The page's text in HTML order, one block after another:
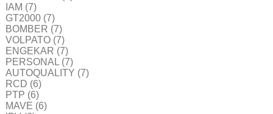
IAM (7)
GT2000 (7)
BOMBER (7)
VOLPATO (7)
ENGEKAR (7)
PERSONAL (7)
AUTOQUALITY (7)
RCD (6)
PTP (6)
MAVE (6)